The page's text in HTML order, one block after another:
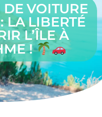
VOITURE
LA LIBERTÉ
L’ÎLE À
!